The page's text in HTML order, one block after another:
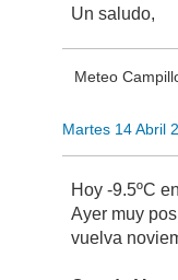
Un saludo,
Meteo
Martes 14 Abril
Hoy -9.5ºC
Ayer muy
vuelva